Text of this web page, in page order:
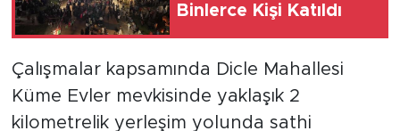
Binlerce Kişi Katıldı
Çalışmalar kapsamında Dicle Mahallesi
Küme Evler mevkisinde yaklaşık 2
kilometrelik yerleşim yolunda sathi